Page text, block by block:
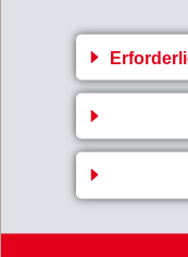
besonders hohe
Liefersicherheit
Für das
einen Nettoumsatz
leicht über Vorjahr.